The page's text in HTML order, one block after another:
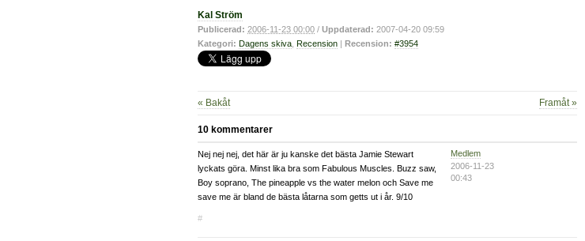
Kal Ström
Publicerad: 2006-11-23 00:00 / Uppdaterad: 2007-04-20 09:59
Kategori: Dagens skiva Recension Recension: #3954
« Bakåt Framåt »
10 kommentarer
Nej nej nej, det här är ju kanske det bästa Jamie Stewart
lyckats göra. Minst lika bra som Fabulous Muscles. Buzz saw,
Boy soprano, The pineapple vs the water melon och Save me
save me är bland de bästa låtarna som getts ut i år. 9/10
#
Medlem
2006-11-23
00:43